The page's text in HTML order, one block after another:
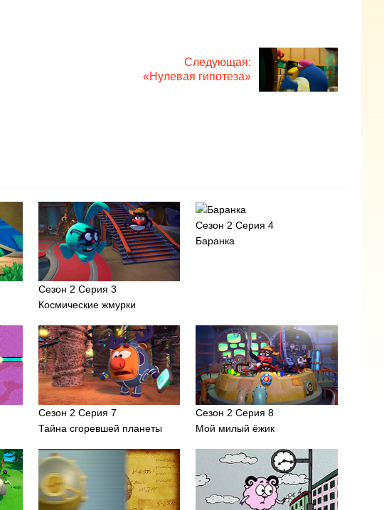
Следующая:
«Нулевая гипотеза»
Сезон 2 Серия 3
Космические жмурки
Сезон 2 Серия 4
Баранка
Сезон 2 Серия 7
Тайна сгоревшей планеты
Сезон 2 Серия 8
Мой милый ёжик